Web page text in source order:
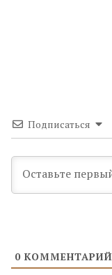
Подписаться
0 КОММЕНТАРИЙ